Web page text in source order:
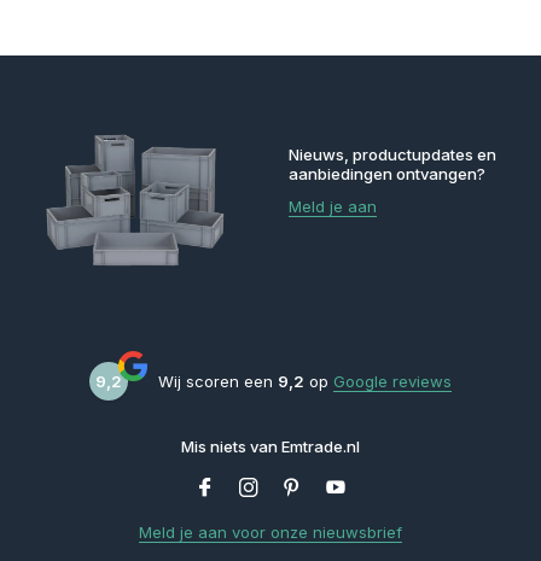
Nieuws, productupdates en
aanbiedingen ontvangen?
Meld je aan
9,2 Wij scoren een 9,2 op Google reviews
Mis niets van Emtrade.nl
Meld je aan voor onze nieuwsbrief